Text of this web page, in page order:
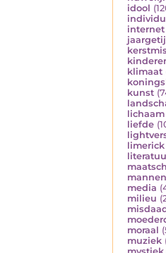
idool
individu
internet
klimaat
kunst
lichaam
liefde
limerick
mannen
media
milieu
moraal
muziek